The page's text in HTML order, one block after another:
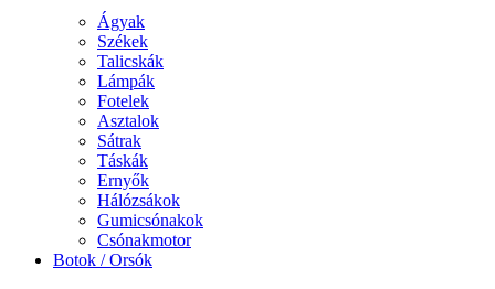
Ágyak
Székek
Talicskák
Lámpák
Fotelek
Asztalok
Sátrak
Táskák
Ernyők
Hálózsákok
Gumicsónakok
Csónakmotor
Botok / Orsók